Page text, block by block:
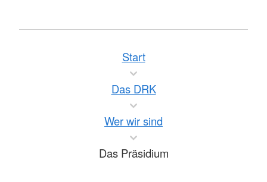
Start
Das DRK
Wer wir sind
Das Präsidium